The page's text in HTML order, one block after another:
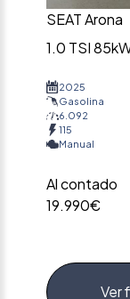
SEAT Arona
1.0 TSI
2025
Gasolina
6.092
115
Manual
Al contado
19.990€
Ver